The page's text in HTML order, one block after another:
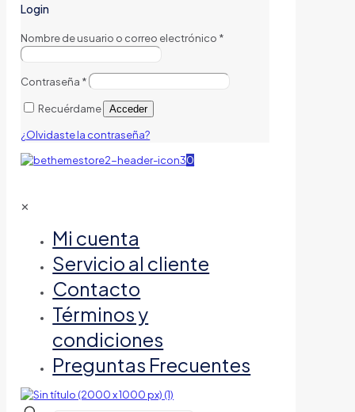
Login
Nombre de usuario o correo electrónico *
Contraseña *
Recuérdame Acceder
¿Olvidaste la contraseña?
0
✕
Mi cuenta
Servicio al cliente
Contacto
Términos y
condiciones
Preguntas Frecuentes